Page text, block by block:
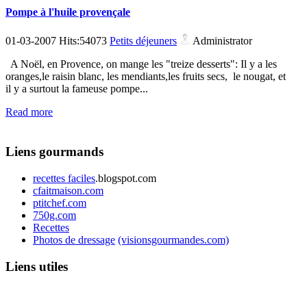
Pompe à l'huile provençale
01-03-2007 Hits:54073 Petits déjeuners
Administrator
A Noël, en Provence, on mange les "treize desserts": Il y a les
oranges,le raisin blanc, les mendiants,les fruits secs, le nougat, et
il y a surtout la fameuse pompe...
Read more
Liens gourmands
recettes faciles.blogspot.com
cfaitmaison.com
ptitchef.com
750g.com
Recettes
Photos de dressage (visionsgourmandes.com)
Liens utiles